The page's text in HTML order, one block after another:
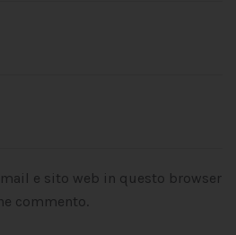
e sito web in questo browser
commento.